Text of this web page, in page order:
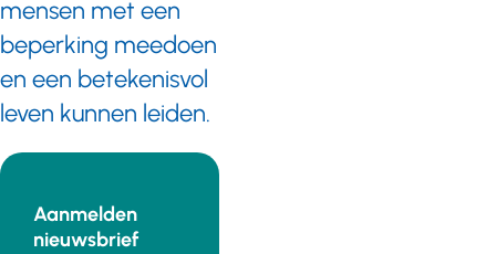
mensen met een
beperking meedoen
en een betekenisvol
leven kunnen leiden.
Aanmelden
nieuwsbrief